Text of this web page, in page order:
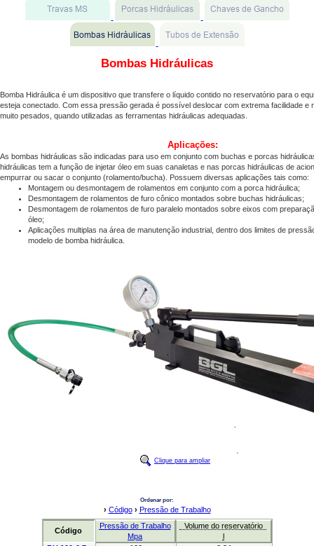
Bombas Hidráulicas
Bomba Hidráulica é um dispositivo que transfere o líquido contido no reservatório para o
esteja conectado. Com essa pressão gerada é possível deslocar com extrema facilidade e
muito pesados, quando utilizadas as ferramentas hidráulicas adequadas.
Aplicações:
As bombas hidráulicas são indicadas para uso em conjunto com buchas e porcas
hidráulicas tem a função de injetar óleo em suas canaletas e nas porcas hidráulicas de
empurrar ou sacar o conjunto (rolamento/bucha). Possuem diversas aplicações tais como:
Montagem ou desmontagem de rolamentos em conjunto com a porca hidráulica;
Desmontagem de rolamentos de furo cônico montados sobre buchas hidráulicas;
Desmontagem de rolamentos de furo paralelo montados sobre eixos com
óleo;
Aplicações multiplas na área de manutenção industrial, dentro dos limites de
modelo de bomba hidráulica.
Clique para ampliar
Ordenar por:
› Código › Pressão de Trabalho
Código
Pressão de Trabalho
Mpa
Volume do reservatório
l